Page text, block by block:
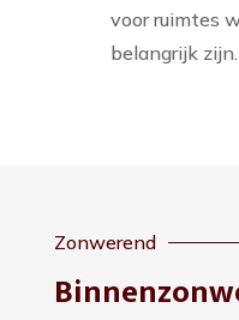
voor ruimtes
belangrijk zijn.
Zonwerend